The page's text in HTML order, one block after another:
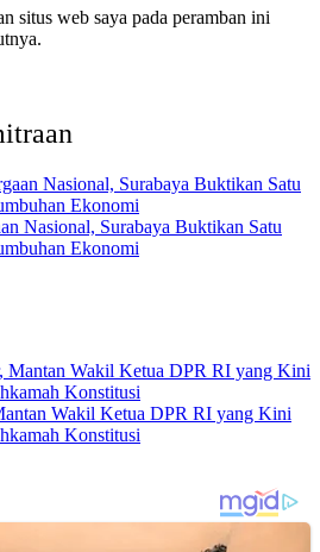
situs web saya pada peramban ini
Nasional, Surabaya Buktikan Satu
Ekonomi
Wakil Ketua DPR RI yang Kini
Konstitusi